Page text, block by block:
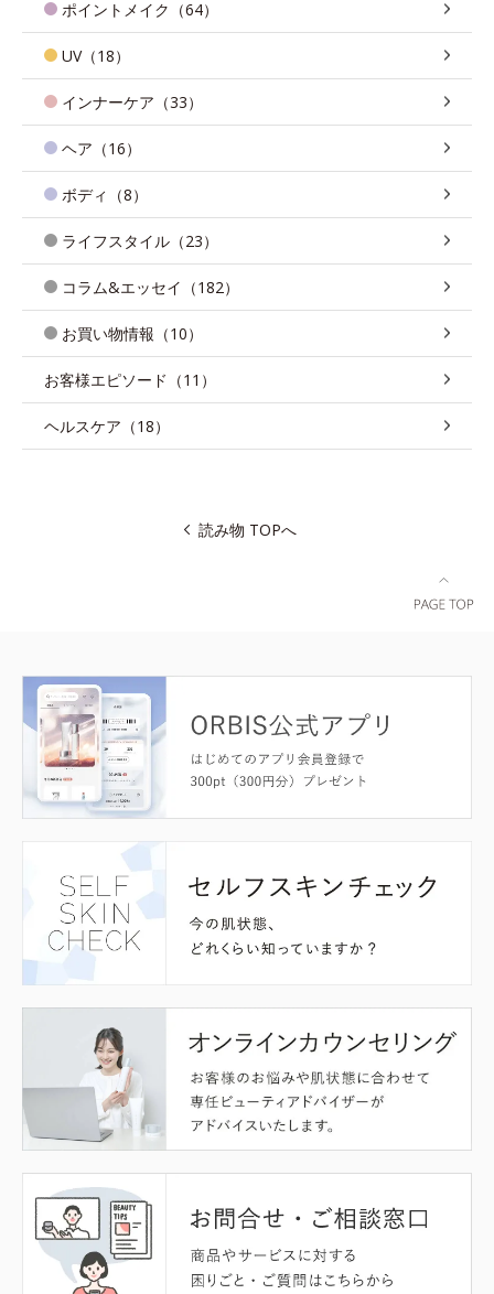
ポイントメイク（64）
UV（18）
インナーケア（33）
ヘア（16）
ボディ（8）
ライフスタイル（23）
コラム&エッセイ（182）
お買い物情報（10）
お客様エピソード（11）
ヘルスケア（18）
読み物 TOPへ